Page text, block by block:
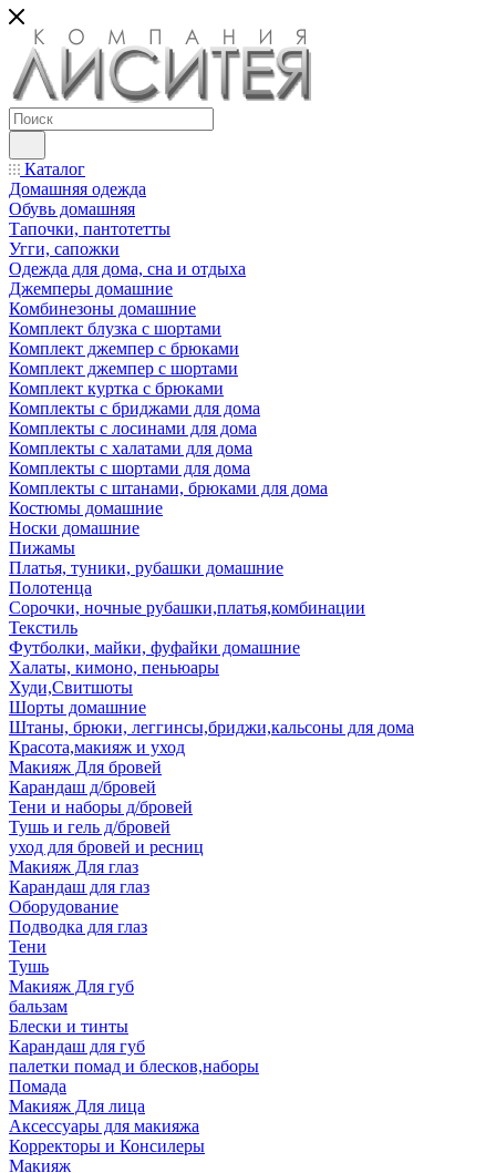
Каталог
Домашняя одежда
Обувь домашняя
Тапочки, пантотетты
Угги, сапожки
Одежда для дома, сна и отдыха
Джемперы домашние
Комбинезоны домашние
Комплект блузка с шортами
Комплект джемпер с брюками
Комплект джемпер с шортами
Комплект куртка с брюками
Комплекты с бриджами для дома
Комплекты с лосинами для дома
Комплекты с халатами для дома
Комплекты с шортами для дома
Комплекты с штанами, брюками для дома
Костюмы домашние
Носки домашние
Пижамы
Платья, туники, рубашки домашние
Полотенца
Сорочки, ночные рубашки,платья,комбинации
Текстиль
Футболки, майки, фуфайки домашние
Халаты, кимоно, пеньюары
Худи,Свитшоты
Шорты домашние
Штаны, брюки, леггинсы,бриджи,кальсоны для дома
Красота,макияж и уход
Макияж Для бровей
Карандаш д/бровей
Тени и наборы д/бровей
Тушь и гель д/бровей
уход для бровей и ресниц
Макияж Для глаз
Карандаш для глаз
Оборудование
Подводка для глаз
Тени
Тушь
Макияж Для губ
бальзам
Блески и тинты
Карандаш для губ
палетки помад и блесков,наборы
Помада
Макияж Для лица
Аксессуары для макияжа
Корректоры и Консилеры
Макияж